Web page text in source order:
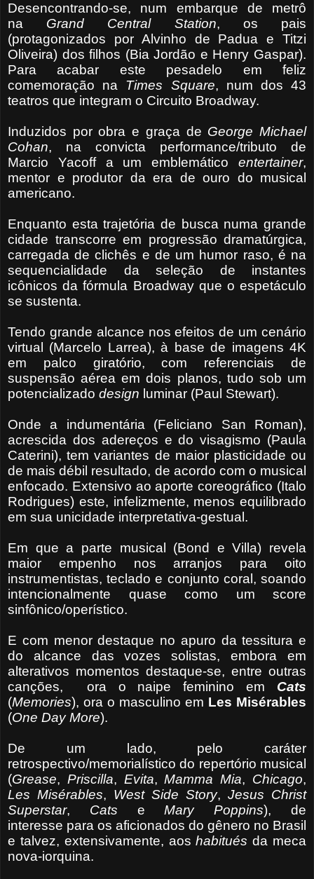
Desencontrando-se, num embarque de metrô
na Grand Central Station, os pais
(protagonizados por Alvinho de Padua e Titzi
Oliveira) dos filhos (Bia Jordão e Henry Gaspar).
Para acabar este pesadelo em feliz
comemoração na Times Square, num dos 43
teatros que integram o Circuito Broadway.
Induzidos por obra e graça de George Michael
Cohan, na convicta performance/tributo de
Marcio Yacoff a um emblemático entertainer,
mentor e produtor da era de ouro do musical
americano.
Enquanto esta trajetória de busca numa grande
cidade transcorre em progressão dramatúrgica,
carregada de clichês e de um humor raso, é na
sequencialidade da seleção de instantes
icônicos da fórmula Broadway que o espetáculo
se sustenta.
Tendo grande alcance nos efeitos de um cenário
virtual (Marcelo Larrea), à base de imagens 4K
em palco giratório, com referenciais de
suspensão aérea em dois planos, tudo sob um
potencializado design luminar (Paul Stewart).
Onde a indumentária (Feliciano San Roman),
acrescida dos adereços e do visagismo (Paula
Caterini), tem variantes de maior plasticidade ou
de mais débil resultado, de acordo com o musical
enfocado. Extensivo ao aporte coreográfico (Italo
Rodrigues) este, infelizmente, menos equilibrado
em sua unicidade interpretativa-gestual.
Em que a parte musical (Bond e Villa) revela
maior empenho nos arranjos para oito
instrumentistas, teclado e conjunto coral, soando
intencionalmente quase como um score
sinfônico/operístico.
E com menor destaque no apuro da tessitura e
do alcance das vozes solistas, embora em
alterativos momentos destaque-se, entre outras
canções,
ora o naipe feminino em Cats
(Memories), ora o masculino em Les Misérables
(One Day More).
De um lado, pelo caráter
retrospectivo/memorialístico do repertório musical
(Grease, Priscilla, Evita,Mamma Mia, Chicago,
Les Misérables, West Side Story, Jesus Christ
Superstar, Cats eMary Poppins), de
interesse para os aficionados do gênero no Brasil
e talvez, extensivamente, aoshabitués da meca
nova-iorquina.